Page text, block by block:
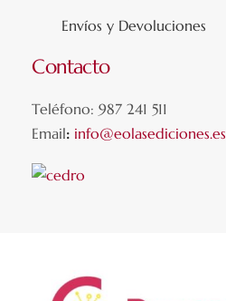
Envíos y Devoluciones
Contacto
Teléfono: 987 241 511
Email: info@eolasediciones.es